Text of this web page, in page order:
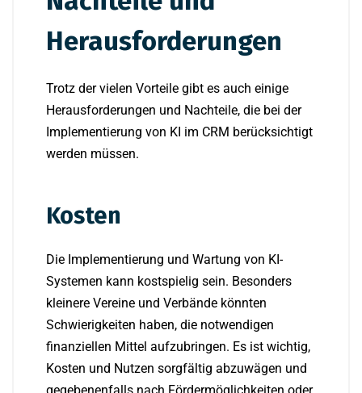
Herausforderungen
Trotz der vielen Vorteile gibt es auch einige
Herausforderungen und Nachteile, die bei der
Implementierung von KI im CRM berücksichtigt
werden müssen.
Kosten
Die Implementierung und Wartung von KI-
Systemen kann kostspielig sein. Besonders
kleinere Vereine und Verbände könnten
Schwierigkeiten haben, die notwendigen
finanziellen Mittel aufzubringen. Es ist wichtig,
Kosten und Nutzen sorgfältig abzuwägen und